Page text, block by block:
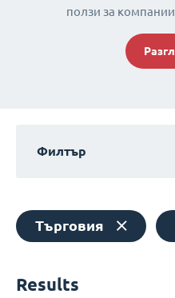
ползи за
Филтър
Търговия
Results